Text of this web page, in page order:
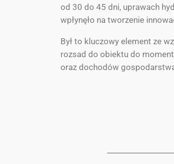
od 30 do 45 dni, uprawach
wpłynęło na tworzenie
Był to kluczowy element ze
rozsad do obiektu do
oraz dochodów